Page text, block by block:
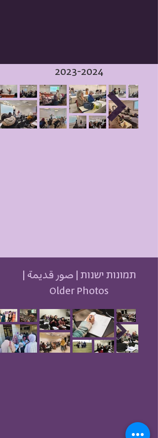
2023-2024
תמונות ישנות | صور قديمة |
Older Photos